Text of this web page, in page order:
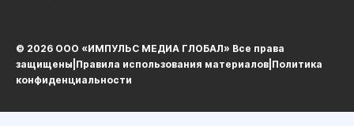
© 2026 ООО «ИМПУЛЬС МЕДИА ГЛОБАЛ» Все права
защищеныㅤ|ㅤ Правила использования материалов Политика
конфиденциальности